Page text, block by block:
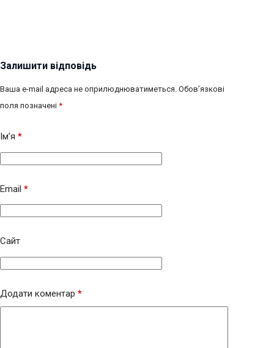
Залишити відповідь
Ваша e-mail адреса не оприлюднюватиметься. Обов’язкові
поля позначені *
Ім’я *
Email *
Сайт
Додати коментар *